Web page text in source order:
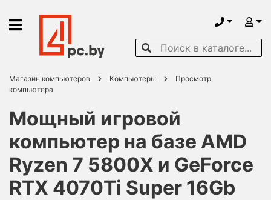
Магазин компьютеров Компьютеры
Просмотр
компьютера
Мощный игровой
компьютер на базе AMD
Ryzen 7 5800X и GeForce
RTX 4070Ti Super 16Gb